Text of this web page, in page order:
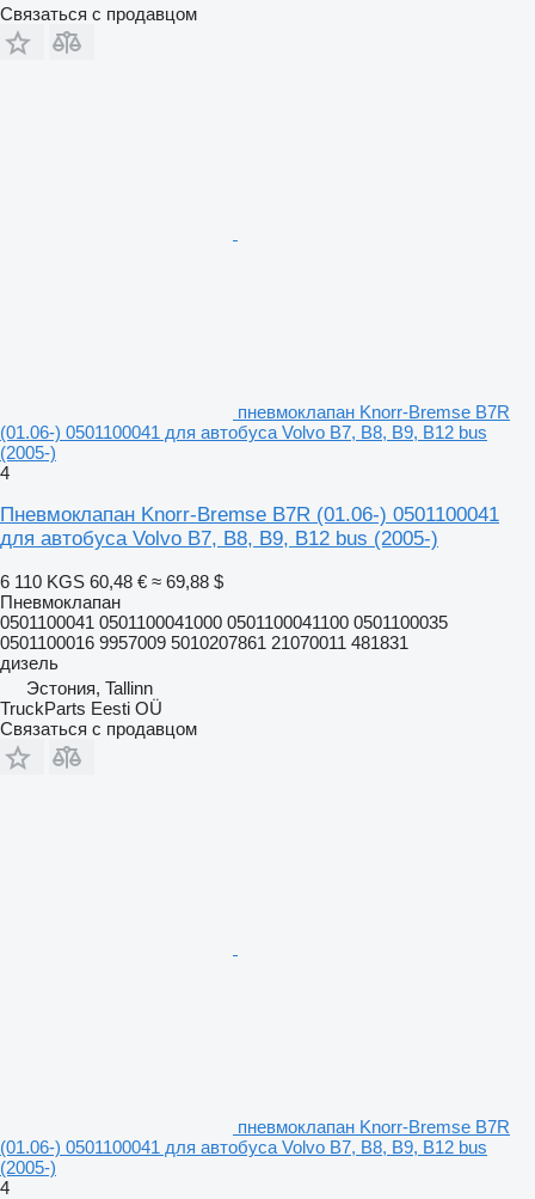
Связаться с продавцом
пневмоклапан Knorr-Bremse B7R
(01.06-) 0501100041 для автобуса Volvo B7, B8, B9, B12 bus
(2005-)
4
Пневмоклапан Knorr-Bremse B7R (01.06-) 0501100041
для автобуса Volvo B7, B8, B9, B12 bus (2005-)
6 110 KGS 60,48 € ≈ 69,88 $
Пневмоклапан
0501100041 0501100041000 0501100041100 0501100035
0501100016 9957009 5010207861 21070011 481831
дизель
Эстония, Tallinn
TruckParts Eesti OÜ
Связаться с продавцом
пневмоклапан Knorr-Bremse B7R
(01.06-) 0501100041 для автобуса Volvo B7, B8, B9, B12 bus
(2005-)
4